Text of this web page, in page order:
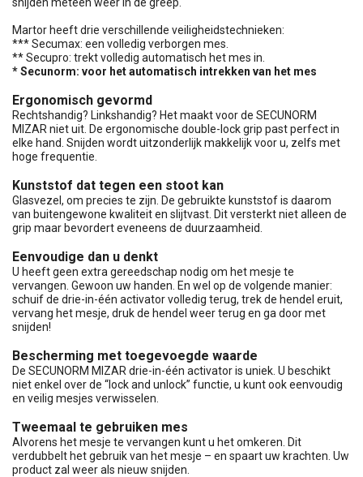
Martor heeft drie verschillende veiligheidstechnieken:
*** Secumax: een volledig verborgen mes.
** Secupro: trekt volledig automatisch het mes in.
* Secunorm: voor het automatisch intrekken van het mes
Ergonomisch gevormd
Rechtshandig? Linkshandig? Het maakt voor de SECUNORM
MIZAR niet uit. De ergonomische double-lock grip past perfect in
elke hand. Snijden wordt uitzonderlijk makkelijk voor u, zelfs met
hoge frequentie.
Kunststof dat tegen een stoot kan
Glasvezel, om precies te zijn. De gebruikte kunststof is daarom
van buitengewone kwaliteit en slijtvast. Dit versterkt niet alleen de
grip maar bevordert eveneens de duurzaamheid.
Eenvoudige dan u denkt
U heeft geen extra gereedschap nodig om het mesje te
vervangen. Gewoon uw handen. En wel op de volgende manier:
schuif de drie-in-één activator volledig terug, trek de hendel eruit,
vervang het mesje, druk de hendel weer terug en ga door met
snijden!
Bescherming met toegevoegde waarde
De SECUNORM MIZAR drie-in-één activator is uniek. U beschikt
niet enkel over de “lock and unlock” functie, u kunt ook eenvoudig
en veilig mesjes verwisselen.
Tweemaal te gebruiken mes
Alvorens het mesje te vervangen kunt u het omkeren. Dit
verdubbelt het gebruik van het mesje – en spaart uw krachten. Uw
product zal weer als nieuw snijden.